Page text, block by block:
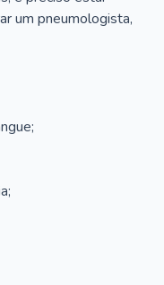
um pneumologista,